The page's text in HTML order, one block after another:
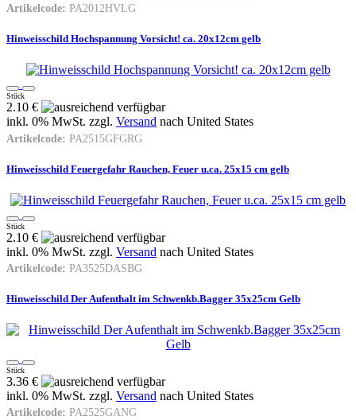
Artikelcode: PA2012HVLG
Hinweisschild Hochspannung Vorsicht! ca. 20x12cm gelb
Stück
2.10 €
inkl. 0% MwSt. zzgl. Versand nach United States
Artikelcode: PA2515GFGRG
Hinweisschild Feuergefahr Rauchen, Feuer u.ca. 25x15 cm gelb
Stück
2.10 €
inkl. 0% MwSt. zzgl. Versand nach United States
Artikelcode: PA3525DASBG
Hinweisschild Der Aufenthalt im Schwenkb.Bagger 35x25cm Gelb
Stück
3.36 €
inkl. 0% MwSt. zzgl. Versand nach United States
Artikelcode: PA2525GANG